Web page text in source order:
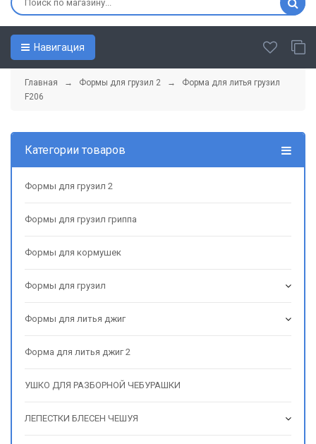
Навигация
Главная → Формы для грузил 2
→ Форма для литья грузил
F206
Категории товаров
Формы для грузил 2
Формы для грузил гриппа
Формы для кормушек
Формы для грузил
Формы для литья джиг
Форма для литья джиг 2
УШКО ДЛЯ РАЗБОРНОЙ ЧЕБУРАШКИ
ЛЕПЕСТКИ БЛЕСЕН ЧЕШУЯ